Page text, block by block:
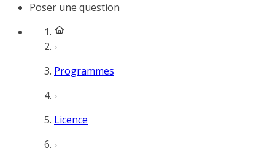
Poser une question
Programmes
Licence